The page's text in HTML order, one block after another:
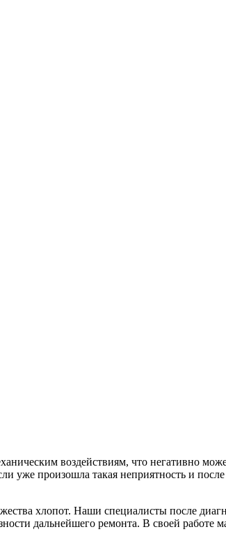
воздействиям, что негативно
уже произошла такая неприятность и
хлопот. Наши специалисты после
дальнейшего ремонта. В своей работе